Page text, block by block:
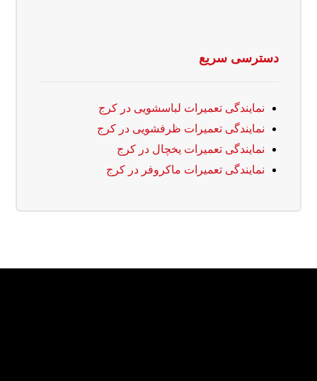
دسترسی سریع
نمایندگی تعمیرات لباسشویی در کرج
نمایندگی تعمیرات ظرفشویی در کرج
نمایندگی تعمیرات یخچال در کرج
نمایندگی تعمیرات ماکروفر در کرج